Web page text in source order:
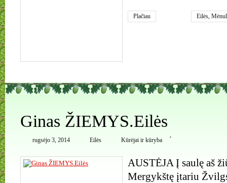
Plačiau Eilės,
1
Ginas ŽIEMYS.Eilės
rugsėjo 3, 2014 Eilės
,
Kūrėjai ir kūryba
AUSTĖJA Į saulę aš
Mergykštę įtariu